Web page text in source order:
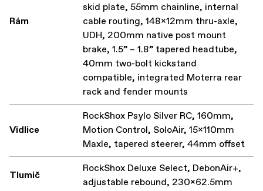
Rám
skid plate, 55mm chainline, internal
cable routing, 148x12mm thru-axle,
UDH, 200mm native post mount
brake, 1.5” – 1.8” tapered headtube,
40mm two-bolt kickstand
compatible, integrated Moterra rear
rack and fender mounts
Vidlice
RockShox Psylo Silver RC, 160mm,
Motion Control, SoloAir, 15x110mm
Maxle, tapered steerer, 44mm offset
Tlumič
RockShox Deluxe Select, DebonAir+,
adjustable rebound, 230x62.5mm